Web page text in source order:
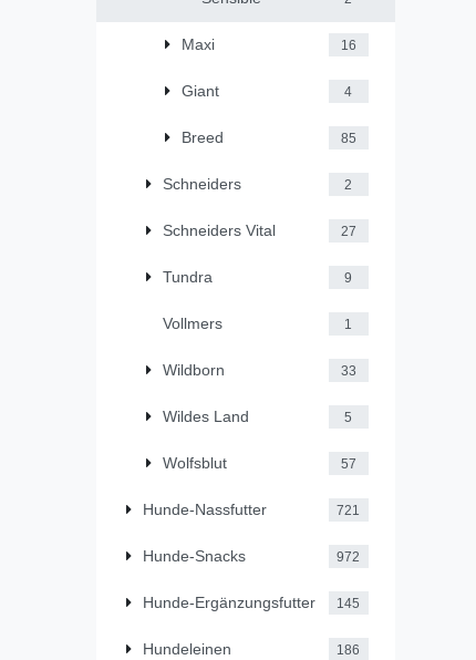
Maxi 16
Giant 4
Breed 85
Schneiders 2
Schneiders Vital 27
Tundra 9
Vollmers 1
Wildborn 33
Wildes Land 5
Wolfsblut 57
Hunde-Nassfutter 721
Hunde-Snacks 972
Hunde-Ergänzungsfutter 145
Hundeleinen 186